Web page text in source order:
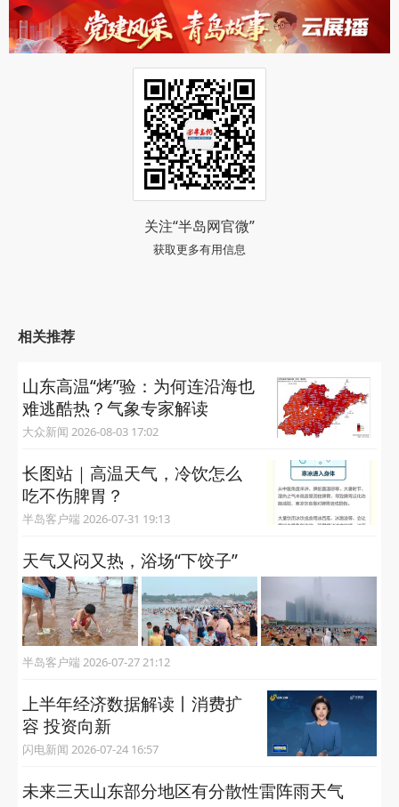
关注“半岛网官微”
获取更多有用信息
相关推荐
山东高温“烤”验：为何连沿海也
难逃酷热？气象专家解读
大众新闻 2026-08-03 17:02
长图站｜高温天气，冷饮怎么
吃不伤脾胃？
半岛客户端 2026-07-31 19:13
天气又闷又热，浴场“下饺子”
半岛客户端 2026-07-27 21:12
上半年经济数据解读丨消费扩
容 投资向新
闪电新闻 2026-07-24 16:57
未来三天山东部分地区有分散性雷阵雨天气